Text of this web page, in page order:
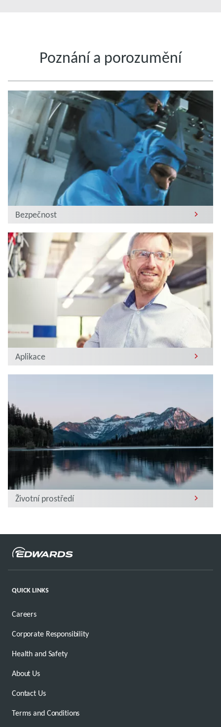
Poznání a porozumění
Bezpečnost
Aplikace
Životní prostředí
QUICK LINKS
Careers
Corporate Responsibility
Health and Safety
About Us
Contact Us
Terms and Conditions